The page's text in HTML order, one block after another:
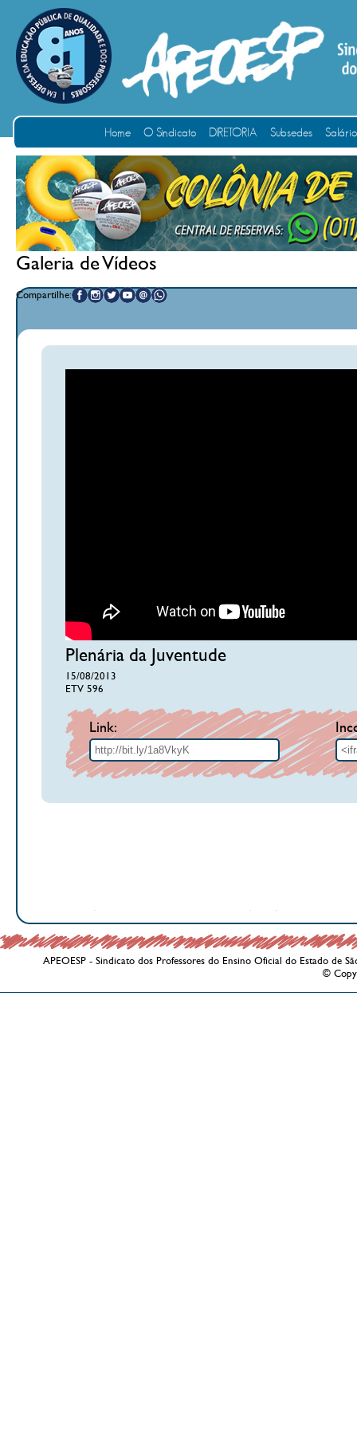
Home O Sindicato DIRETORIA Subsedes
Galeria de Vídeos
Compartilhe:
Plenária da Juventude
15/08/2013
ETV 596
Link:
APEOESP - Sindicato dos Professores do Ensino Oficial do Estado de
©